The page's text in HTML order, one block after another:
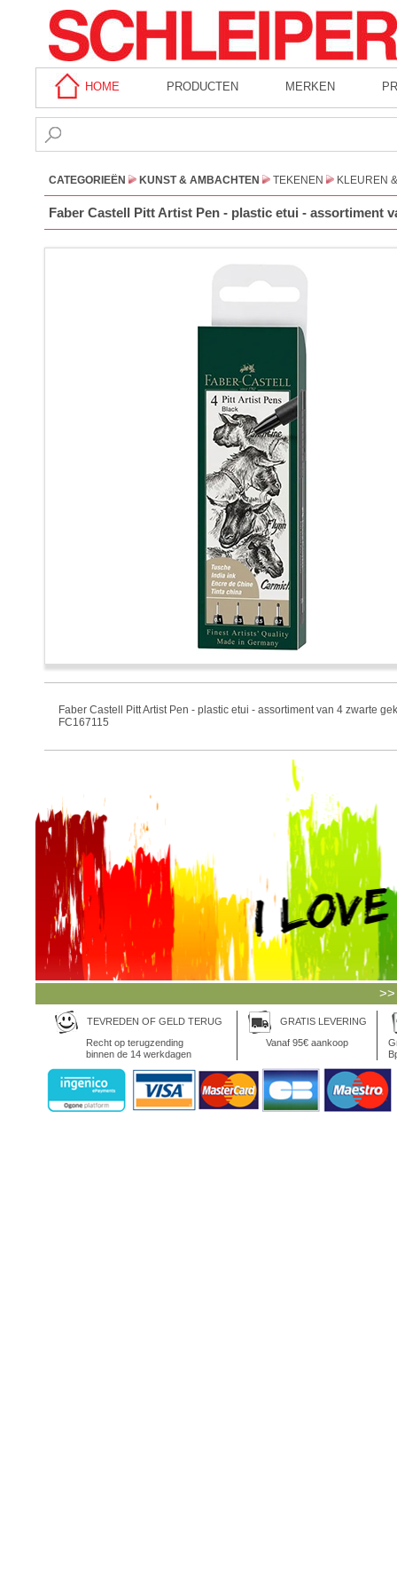
HOME PRODUCTEN MERKEN
CATEGORIEËN KUNST & AMBACHTEN TEKENEN KLEUREN
Faber Castell Pitt Artist Pen - plastic etui - assortiment
Faber Castell Pitt Artist Pen - plastic etui - assortiment van 4 zwarte
FC167115
TEVREDEN OF GELD TERUG
Recht op terugzending
binnen de 14 werkdagen
GRATIS LEVERING
Vanaf 95€ aankoop